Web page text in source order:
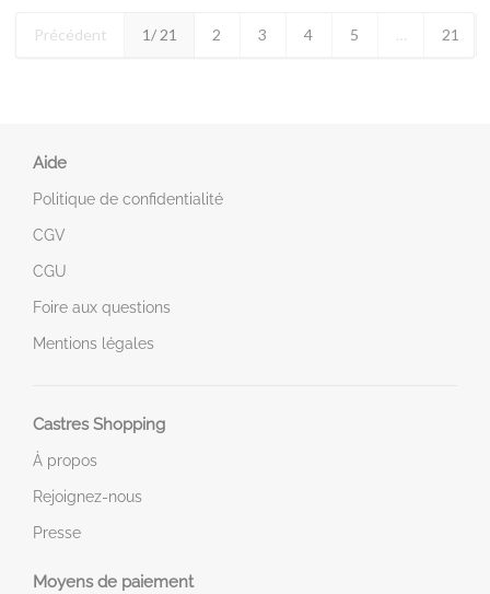
Précédent 1/ 21 2 3 4 5 … 21
Aide
Politique de confidentialité
CGV
CGU
Foire aux questions
Mentions légales
Castres Shopping
À propos
Rejoignez-nous
Presse
Moyens de paiement